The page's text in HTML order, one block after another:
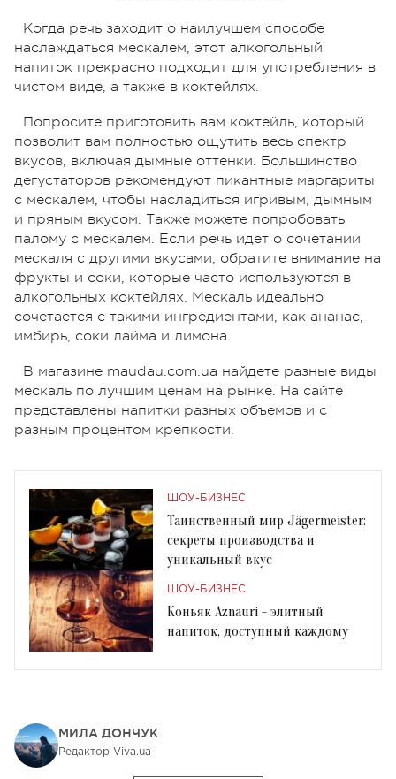
Когда речь заходит о наилучшем способе
наслаждаться мескалем, этот алкогольный
напиток прекрасно подходит для употребления в
чистом виде, а также в коктейлях.
Попросите приготовить вам коктейль, который
позволит вам полностью ощутить весь спектр
вкусов, включая дымные оттенки. Большинство
дегустаторов рекомендуют пикантные маргариты
с мескалем, чтобы насладиться игривым, дымным
и пряным вкусом. Также можете попробовать
палому с мескалем. Если речь идет о сочетании
мескаля с другими вкусами, обратите внимание на
фрукты и соки, которые часто используются в
алкогольных коктейлях. Мескаль идеально
сочетается с такими ингредиентами, как ананас,
имбирь, соки лайма и лимона.
В магазине maudau.com.ua найдете разные виды
мескаль по лучшим ценам на рынке. На сайте
представлены напитки разных объемов и с
разным процентом крепкости.
ШОУ-БИЗНЕС
Таинственный мир Jägermeister:
секреты производства и
уникальный вкус
ШОУ-БИЗНЕС
Коньяк Aznauri - элитный
напиток, доступный каждому
МИЛА ДОНЧУК
Редактор Viva.ua